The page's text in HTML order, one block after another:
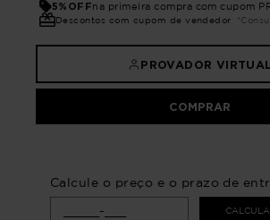
5%OFFna primeira compra com cupom
Descontos com cupom de vendedor
PROVADOR
COMPRAR
Calcule o preço e o prazo de